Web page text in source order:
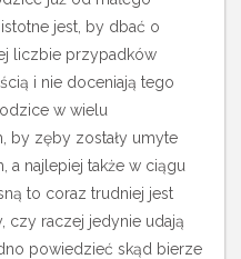
jest, by dbać o
liczbie przypadków
i nie doceniają tego
w wielu
by zęby zostały umyte
a najlepiej także w ciągu
to coraz trudniej jest
czy raczej jedynie udają
powiedzieć skąd bierze